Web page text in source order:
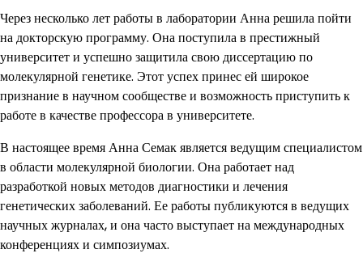
Через несколько лет работы в лаборатории Анна решила пойти
на докторскую программу. Она поступила в престижный
университет и успешно защитила свою диссертацию по
молекулярной генетике. Этот успех принес ей широкое
признание в научном сообществе и возможность приступить к
работе в качестве профессора в университете.
В настоящее время Анна Семак является ведущим специалистом
в области молекулярной биологии. Она работает над
разработкой новых методов диагностики и лечения
генетических заболеваний. Ее работы публикуются в ведущих
научных журналах, и она часто выступает на международных
конференциях и симпозиумах.